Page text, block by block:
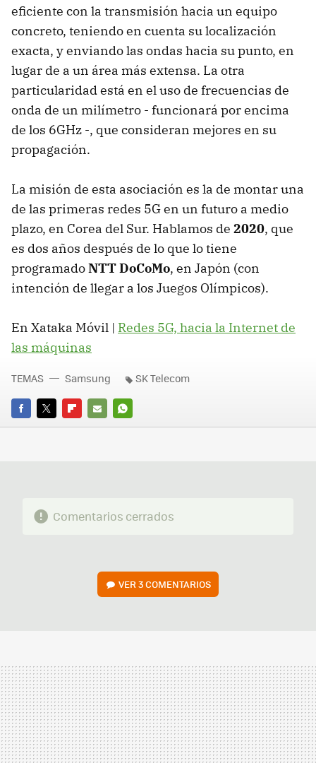
eficiente con la transmisión hacia un equipo
concreto, teniendo en cuenta su localización
exacta, y enviando las ondas hacia su punto, en
lugar de a un área más extensa. La otra
particularidad está en el uso de frecuencias de
onda de un milímetro - funcionará por encima
de los 6GHz -, que consideran mejores en su
propagación.
La misión de esta asociación es la de montar una
de las primeras redes 5G en un futuro a medio
plazo, en Corea del Sur. Hablamos de 2020, que
es dos años después de lo que lo tiene
programadoNTT DoCoMo, en Japón (con
intención de llegar a los Juegos Olímpicos).
En Xataka Móvil | Redes 5G, hacia la Internet de
las máquinas
FACEBOOK
TWITTERFLIPBOARD
E-
WHATSAPP
TEMAS Samsung SK Telecom
Comentarios cerrados
VER3 COMENTARIOS